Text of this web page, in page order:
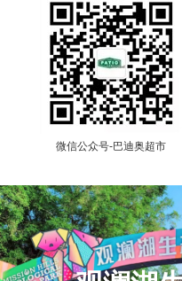
微信公众号-巴迪奥超市